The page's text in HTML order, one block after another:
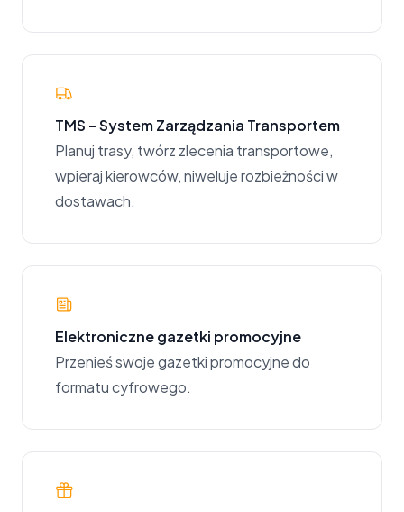
TMS – System Zarządzania Transportem
Planuj trasy, twórz zlecenia transportowe,
wpieraj kierowców, niweluje rozbieżności w
dostawach.
Elektroniczne gazetki promocyjne
Przenieś swoje gazetki promocyjne do
formatu cyfrowego.